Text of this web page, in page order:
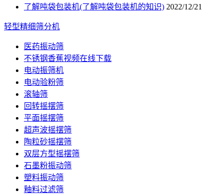
了解吨袋包装机(了解吨袋包装机的知识) 2022/12/21
轻型精细筛分机
医药振动筛
不锈钢香蕉视频在线下载
电动振筛机
电动验粉筛
滚轴筛
回转摇摆筛
平面摇摆筛
超声波摇摆筛
陶粒砂摇摆筛
双层方型摇摆筛
石墨粉振动筛
塑料振动筛
釉料过滤筛